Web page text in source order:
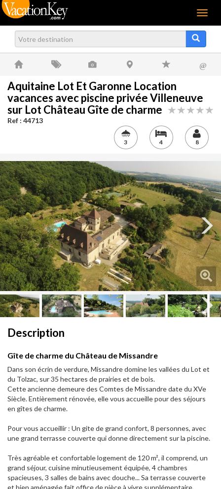
Menu
@
Aquitaine Lot Et Garonne Location
vacances avec piscine privée Villeneuve
sur Lot Château Gîte de charme
Ref : 44713
3 4 8
Next
Description
Gîte de charme du Château de Missandre
Dans son écrin de verdure, Missandre domine les vallées du Lot et
du Tolzac, sur 35 hectares de prairies et de bois.
Cette ancienne demeure des Comtes de Missandre date du XVe
Siècle. Entièrement rénovée, elle vous accueille pour des séjours
en gîtes de charme.
Pour vous accueillir : Un gite de grand confort, 8 personnes, avec
une grand terrasse couverte qui donne directement sur la piscine.
Très agréable et confortable logement de 120 m², il comprend, un
grand séjour, cuisine minutieusement équipée, 4 chambres
spacieuses, 3 salles de bains avec douche... Sa terrasse couverte